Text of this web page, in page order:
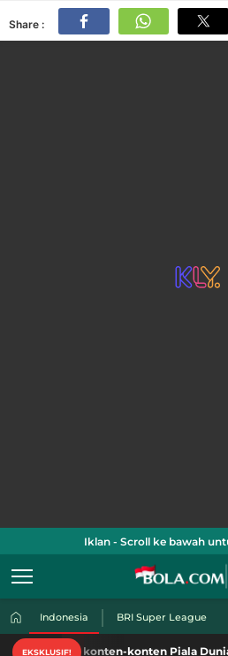
Share :
Iklan - Scroll ke bawah
Indonesia BRI Super League
EKSKLUSIF!
konten-konten Piala Dunia 2026